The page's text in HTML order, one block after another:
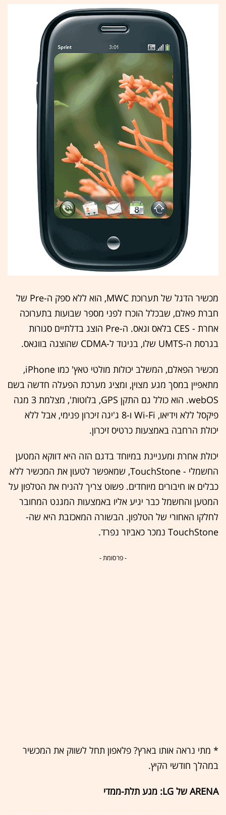
מכשיר הדגל של תערוכת MWC, הוא ללא ספק ה-Pre של
חברת פאלם, שבכלל הוכרז לפני מספר שבועות בתערוכה
אחרת - CES בלאס וגאס. ה-Pre הוצג בדלתיים סגורות
בגרסת ה-UMTS שלו, בניגוד ל-CDMA שהוצגה בווגאס.
מכשיר הפאלם, המשלב יכולות מולטי טאץ' כמו iPhone,
מתאפיין במסך מגע מצוין, ומציג מערכת הפעלה חדשה בשם
webOS. הוא כולל גם התקן GPS, בלוטות', מצלמת 3 מגה
פיקסל ללא וידיאו, Wi-Fi ו-8 ג'יגה זיכרון פנימי, אבל ללא
יכולת הרחבה באמצעות כרטיס זיכרון.
יכולת אחרת ומעניינת במיוחד בדגם הזה היא דווקא המטען
החשמלי - TouchStone, שמאפשר לטעון את המכשיר ללא
כבלים או חיבורים מיוחדים. פשוט צריך להניח את הטלפון על
המטען והחשמל כבר יגיע אליו באמצעות המגנט המחובר
לחלקו האחורי של הטלפון. הבשורה המאכזבת היא שה-
TouchStone נמכר כאביזר נפרד.
- פרסומת -
* מתי נראה אותו בארץ? פלאפון תחל לשווק את המכשיר
במהלך חודשי הקיץ.
ARENA של LG: מגע תלת-ממדי